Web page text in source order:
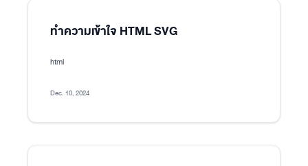
ทำความเข้าใจ HTML SVG
html
Dec. 10, 2024